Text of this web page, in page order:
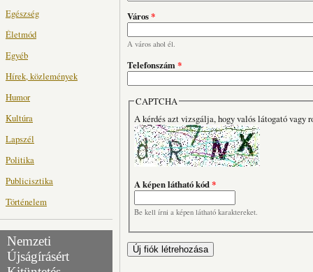
Egészség
Életmód
Egyéb
Hírek, közlemények
Humor
Kultúra
Lapszél
Politika
Publicisztika
Történelem
Nemzeti
Újságírásért
Város*
A város ahol él.
Telefonszám*
CAPTCHA
A kérdés azt vizsgálja, hogy valós látogató vagy
A képen látható kód*
Be kell írni a képen látható karaktereket.